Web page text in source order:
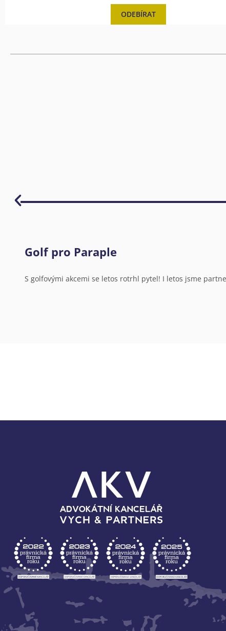
ODEBÍRAT
Golf pro Paraple
S golfovými akcemi se letos rotrhl pytel! I letos jsme